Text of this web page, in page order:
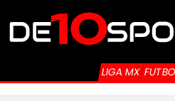
LIGA MX